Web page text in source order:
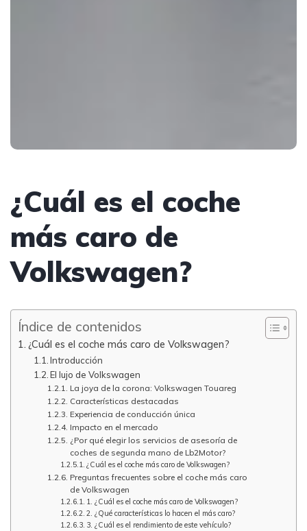
¿Cuál es el coche
más caro de
Volkswagen?
Índice de contenidos
¿Cuál es el coche más caro de Volkswagen?
Introducción
El lujo de Volkswagen
La joya de la corona: Volkswagen Touareg
Características destacadas
Experiencia de conducción única
Impacto en el mercado
¿Por qué elegir los servicios de asesoría de
coches de segunda mano de Lb2Motor?
¿Cuál es el coche más caro de Volkswagen?
Preguntas frecuentes sobre el coche más caro
de Volkswagen
1. ¿Cuál es el coche más caro de Volkswagen?
2. ¿Qué características lo hacen el más caro?
3. ¿Cuál es el rendimiento de este vehículo?